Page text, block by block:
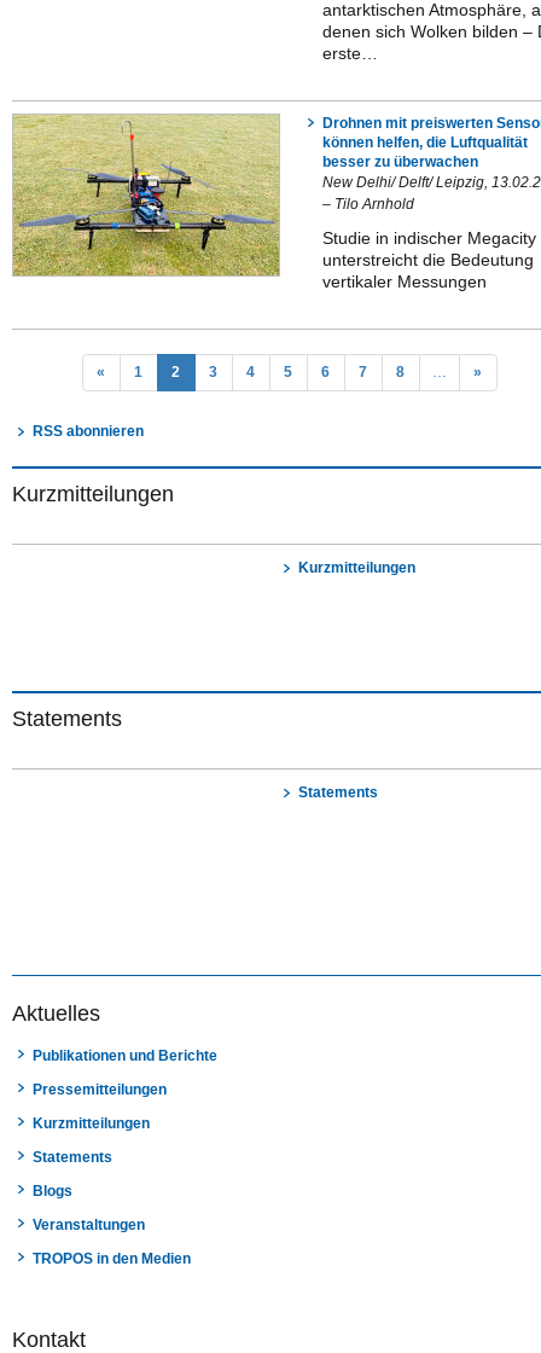
antarktischen Atmosphäre,
denen sich Wolken bilden –
erste…
Drohnen mit preiswerten
können helfen, die Luftqualität
besser zu überwachen
New Delhi/ Delft/ Leipzig,
– Tilo Arnhold
Studie in indischer Megacity
unterstreicht die Bedeutung
vertikaler Messungen
« 1 2 3 4 5 6 7 8 … »
RSS abonnieren
Kurzmitteilungen
Kurzmitteilungen
Statements
Statements
Aktuelles
Publikationen und Berichte
Pressemitteilungen
Kurzmitteilungen
Statements
Blogs
Veranstaltungen
TROPOS in den Medien
Kontakt